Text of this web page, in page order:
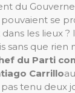
du
pouvaient se
les lieux ?
sans que rien
du Parti
Carrillo
tenu deux